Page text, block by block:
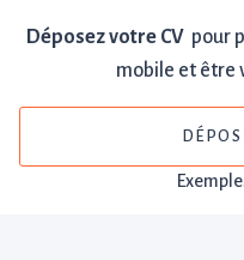
Déposez votre CVpour
mobile et être